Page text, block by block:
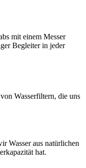
mit einem Messer
Begleiter in jeder
Wasserfiltern, die uns
Wasser aus natürlichen
hat.